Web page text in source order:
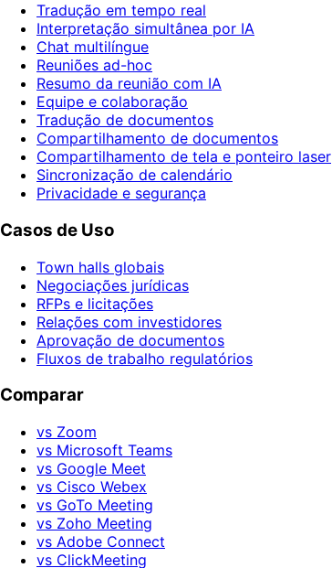
Tradução em tempo real
Interpretação simultânea por IA
Chat multilíngue
Reuniões ad-hoc
Resumo da reunião com IA
Equipe e colaboração
Tradução de documentos
Compartilhamento de documentos
Compartilhamento de tela e ponteiro laser
Sincronização de calendário
Privacidade e segurança
Casos de Uso
Town halls globais
Negociações jurídicas
RFPs e licitações
Relações com investidores
Aprovação de documentos
Fluxos de trabalho regulatórios
Comparar
vs Zoom
vs Microsoft Teams
vs Google Meet
vs Cisco Webex
vs GoTo Meeting
vs Zoho Meeting
vs Adobe Connect
vs ClickMeeting